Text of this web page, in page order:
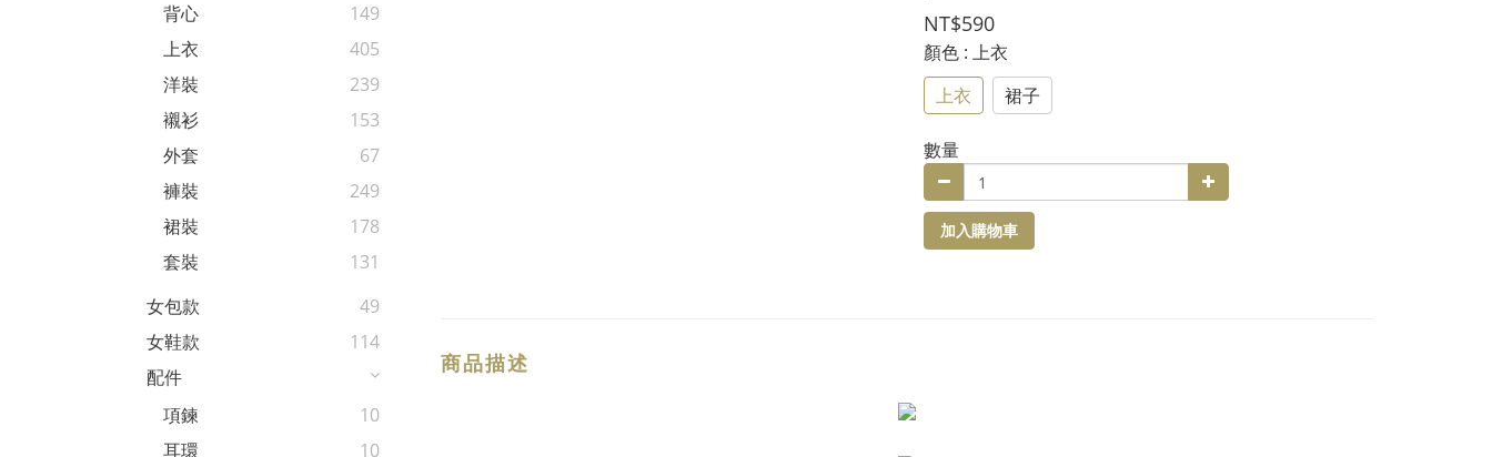
背心
149
上衣
405
洋裝
239
襯衫
153
外套
67
褲裝
249
裙裝
178
套裝
131
女包款
49
女鞋款
114
配件
項鍊
10
耳環
10
NT$590
顏色 : 上衣
上衣
裙子
數量
加入購物車
商品描述